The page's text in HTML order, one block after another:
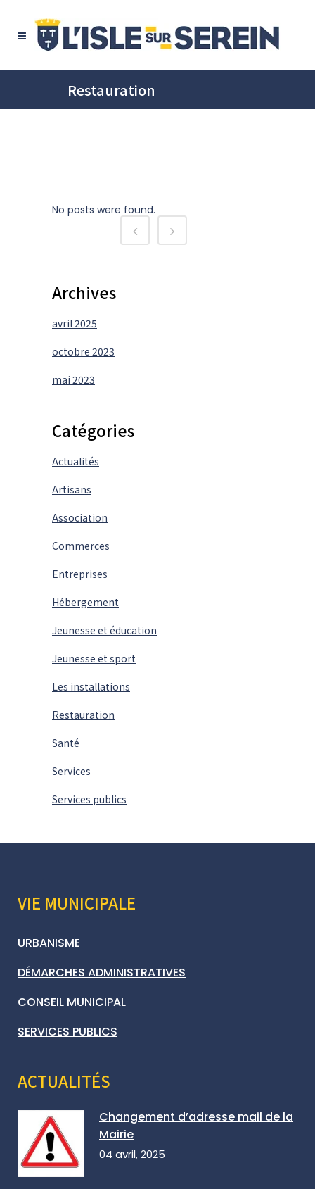
Restauration
No posts were found.
Archives
avril 2025
octobre 2023
mai 2023
Catégories
Actualités
Artisans
Association
Commerces
Entreprises
Hébergement
Jeunesse et éducation
Jeunesse et sport
Les installations
Restauration
Santé
Services
Services publics
VIE MUNICIPALE
URBANISME
DÉMARCHES ADMINISTRATIVES
CONSEIL MUNICIPAL
SERVICES PUBLICS
ACTUALITÉS
Changement d’adresse mail de la
Mairie
04 avril, 2025